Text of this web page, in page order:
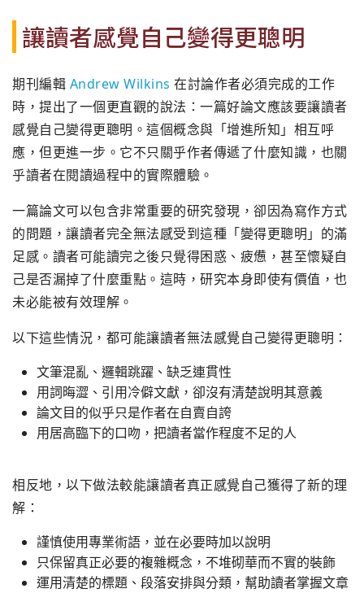
讓讀者感覺自己變得更聰明
期刊編輯 Andrew Wilkins 在討論作者必須完成的工作
時，提出了一個更直觀的說法：一篇好論文應該要讓讀者
感覺自己變得更聰明。這個概念與「增進所知」相互呼
應，但更進一步。它不只關乎作者傳遞了什麼知識，也關
乎讀者在閱讀過程中的實際體驗。
一篇論文可以包含非常重要的研究發現，卻因為寫作方式
的問題，讓讀者完全無法感受到這種「變得更聰明」的滿
足感。讀者可能讀完之後只覺得困惑、疲憊，甚至懷疑自
己是否漏掉了什麼重點。這時，研究本身即使有價值，也
未必能被有效理解。
以下這些情況，都可能讓讀者無法感覺自己變得更聰明：
文筆混亂、邏輯跳躍、缺乏連貫性
用詞晦澀、引用冷僻文獻，卻沒有清楚說明其意義
論文目的似乎只是作者在自賣自誇
用居高臨下的口吻，把讀者當作程度不足的人
相反地，以下做法較能讓讀者真正感覺自己獲得了新的理
解：
謹慎使用專業術語，並在必要時加以說明
只保留真正必要的複雜概念，不堆砌華而不實的裝飾
運用清楚的標題、段落安排與分類，幫助讀者掌握文章